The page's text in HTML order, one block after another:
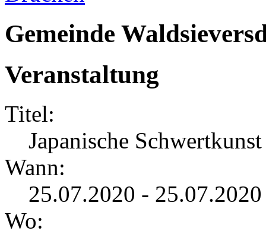
Gemeinde
Veranstaltung
Titel:
Japanische Schwertkunst
Wann:
25.07.2020 -
Wo: